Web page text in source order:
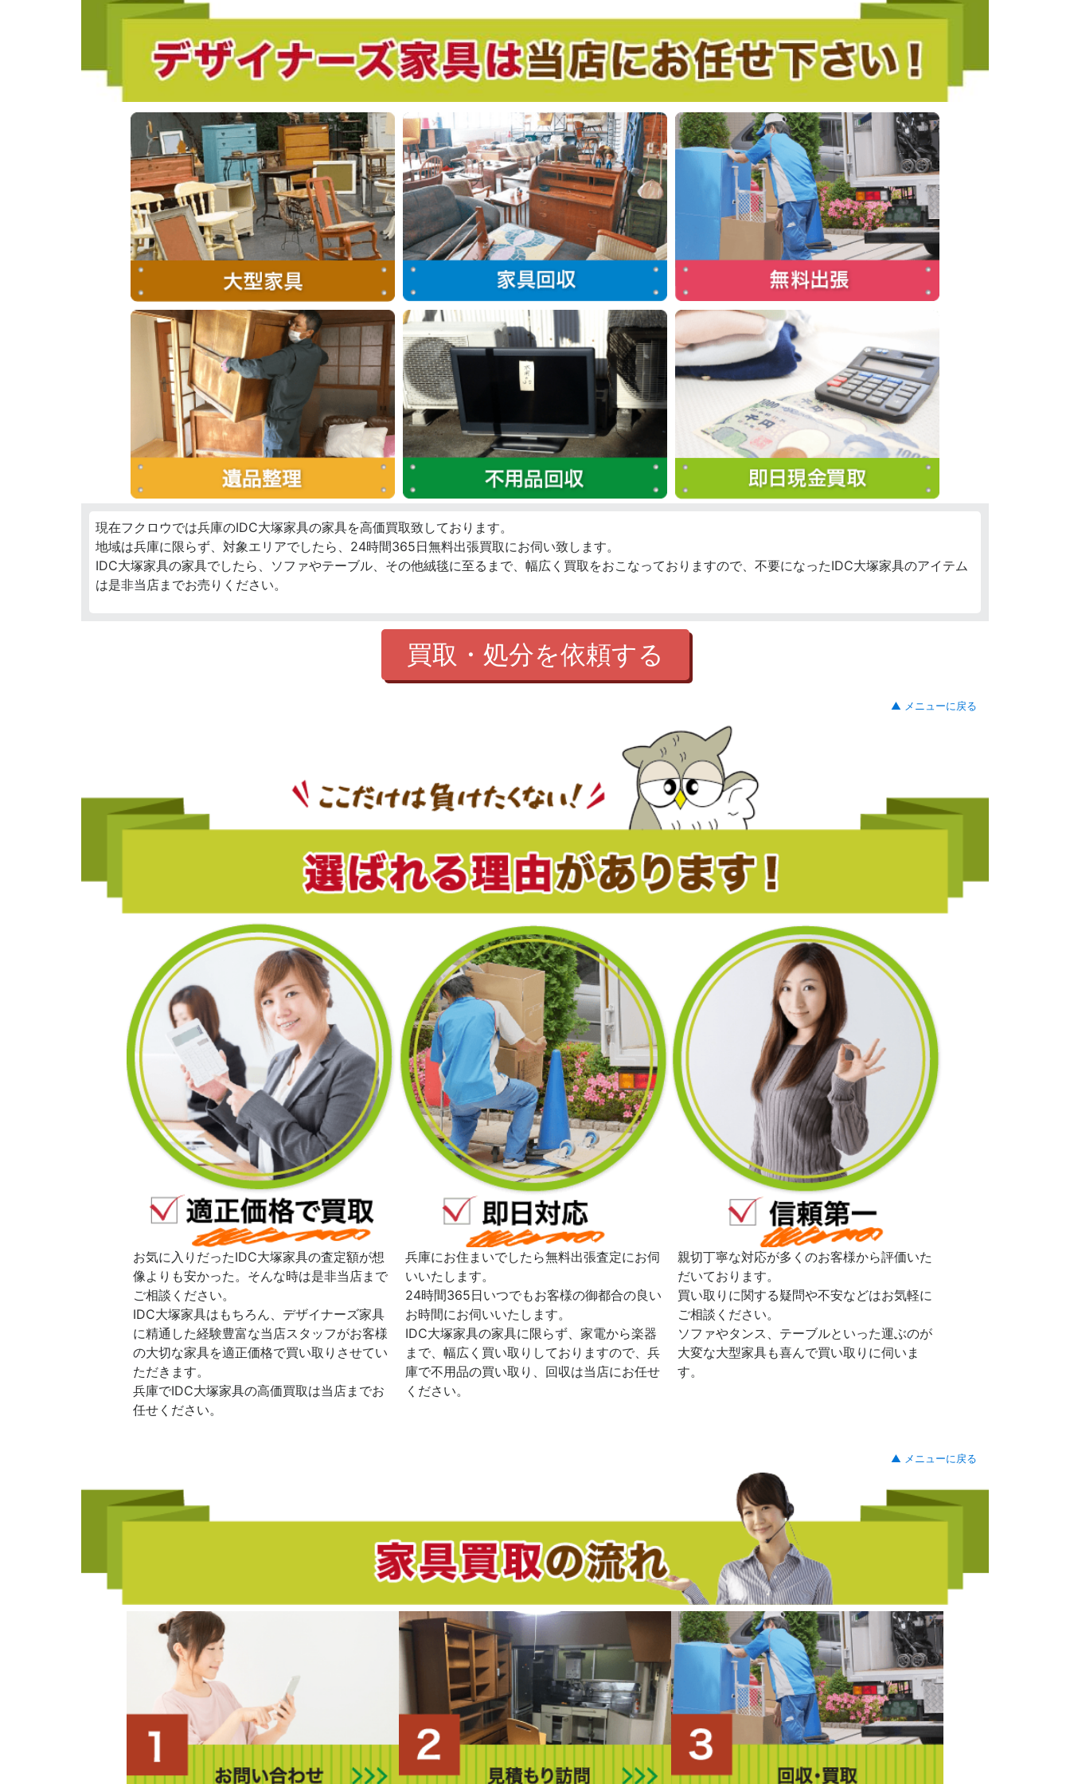
現在フクロウでは兵庫のIDC大塚家具の家具を高価買取致しております。
地域は兵庫に限らず、対象エリアでしたら、24時間365日無料出張買取にお伺い致します。
IDC大塚家具の家具でしたら、ソファやテーブル、その他絨毯に至るまで、幅広く買取をおこなっておりますので、不要になったIDC大塚家具のアイテム
は是非当店までお売りください。
買取・処分を依頼する
▲ メニューに戻る
お気に入りだったIDC大塚家具の査定額が想
像よりも安かった。そんな時は是非当店まで
ご相談ください。
IDC大塚家具はもちろん、デザイナーズ家具
に精通した経験豊富な当店スタッフがお客様
の大切な家具を適正価格で買い取りさせてい
ただきます。
兵庫でIDC大塚家具の高価買取は当店までお
任せください。
兵庫にお住まいでしたら無料出張査定にお伺
いいたします。
24時間365日いつでもお客様の御都合の良い
お時間にお伺いいたします。
IDC大塚家具の家具に限らず、家電から楽器
まで、幅広く買い取りしておりますので、兵
庫で不用品の買い取り、回収は当店にお任せ
ください。
親切丁寧な対応が多くのお客様から評価いた
だいております。
買い取りに関する疑問や不安などはお気軽に
ご相談ください。
ソファやタンス、テーブルといった運ぶのが
大変な大型家具も喜んで買い取りに伺いま
す。
▲ メニューに戻る